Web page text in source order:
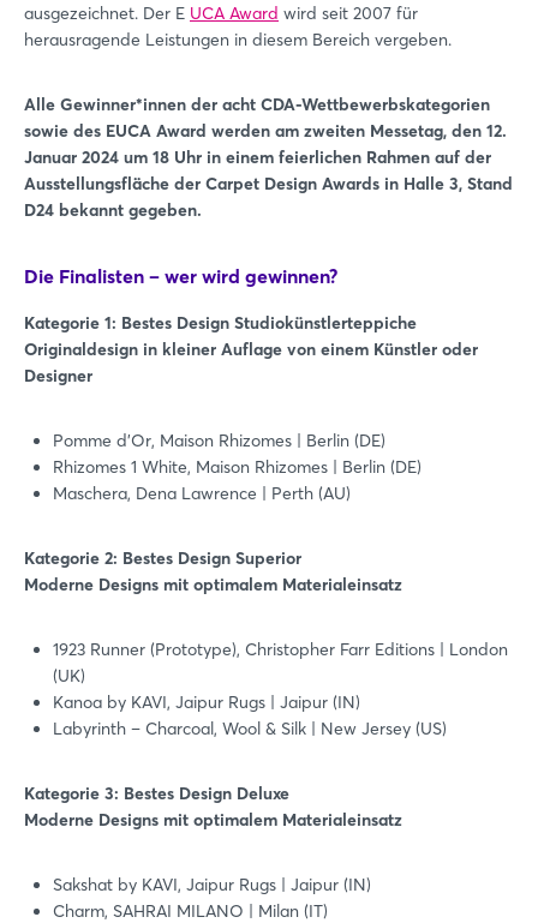
ausgezeichnet. Der E UCA Award wird seit 2007 für
herausragende Leistungen in diesem Bereich vergeben.
Alle Gewinner*innen der acht CDA-Wettbewerbskategorien
sowie des EUCA Award werden am zweiten Messetag, den 12.
Januar 2024 um 18 Uhr in einem feierlichen Rahmen auf der
Ausstellungsfläche der Carpet Design Awards in Halle 3, Stand
D24 bekannt gegeben.
Die Finalisten – wer wird gewinnen?
Kategorie 1: Bestes Design Studiokünstlerteppiche
Originaldesign in kleiner Auflage von einem Künstler oder
Designer
Pomme d'Or, Maison Rhizomes | Berlin (DE)
Rhizomes 1 White, Maison Rhizomes | Berlin (DE)
Maschera, Dena Lawrence | Perth (AU)
Kategorie 2: Bestes Design Superior
Moderne Designs mit optimalem Materialeinsatz
1923 Runner (Prototype), Christopher Farr Editions | London
(UK)
Kanoa by KAVI, Jaipur Rugs | Jaipur (IN)
Labyrinth – Charcoal, Wool & Silk | New Jersey (US)
Kategorie 3: Bestes Design Deluxe
Moderne Designs mit optimalem Materialeinsatz
Sakshat by KAVI, Jaipur Rugs | Jaipur (IN)
Charm, SAHRAI MILANO | Milan (IT)